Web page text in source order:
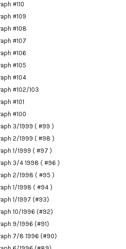
#110
#109
#108
#107
#106
#105
#104
#102/103
#101
#100
3/1999 ( #99 )
2/1999 ( #98 )
1/1999 ( #97 )
3/4 1998 ( #96 )
2/1998 ( #95 )
1/1998 ( #94 )
1/1997 (#93)
10/1996 (#92)
9/1996 (#91)
7/8 1996 (#90)